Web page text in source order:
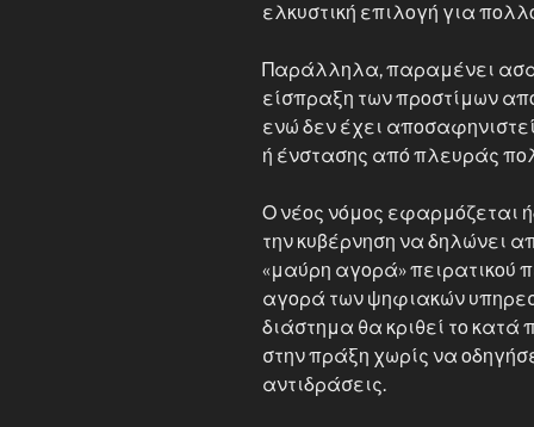
ελκυστική επιλογή για
Παράλληλα, παραμένει
είσπραξη των προστίμων
ενώ δεν έχει
ή ένστασης από πλευράς
Ο νέος νόμος εφαρμόζεται
την κυβέρνηση να δηλώνει
«μαύρη αγορά» πειρατικού
αγορά των ψηφιακών
διάστημα θα κριθεί το
στην πράξη χωρίς να
αντιδράσεις.